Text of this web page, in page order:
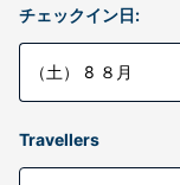
チェックイン日:
（土） 8 ８月
Travellers